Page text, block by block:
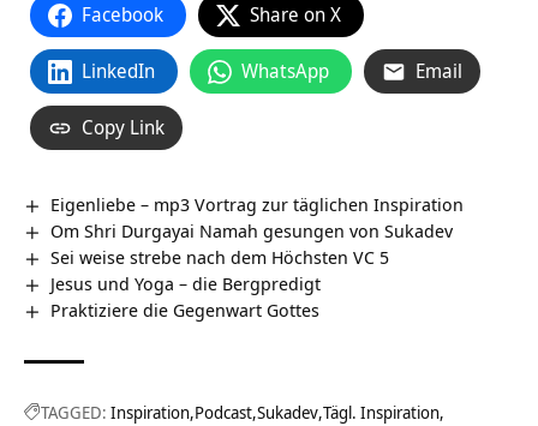
Facebook Share on X
LinkedIn WhatsApp Email
Copy Link
Eigenliebe – mp3 Vortrag zur täglichen Inspiration
Om Shri Durgayai Namah gesungen von Sukadev
Sei weise strebe nach dem Höchsten VC 5
Jesus und Yoga – die Bergpredigt
Praktiziere die Gegenwart Gottes
TAGGED: Inspiration Podcast Sukadev Tägl. Inspiration